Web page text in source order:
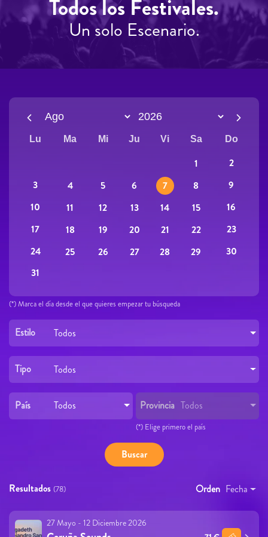
Todos los Festivales.
Un solo Escenario.
Lu Ma Mi Ju Vi Sa Do
1
2
3
4 5 6 7 8
9
10
11 12 13 14 15
16
17
18 19 20 21 22
23
24
25 26 27 28 29
30
31
(*) Marca el día desde el que quieres empezar tu búsqueda
Estilo Todos
Tipo Todos
País Todos Provincia Todos
(*) Elige primero el país
Resultados (78) Orden Fecha
27 Mayo - 12 Diciembre 2026